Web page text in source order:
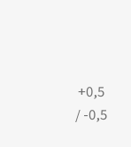
+0,5
/ -0,5